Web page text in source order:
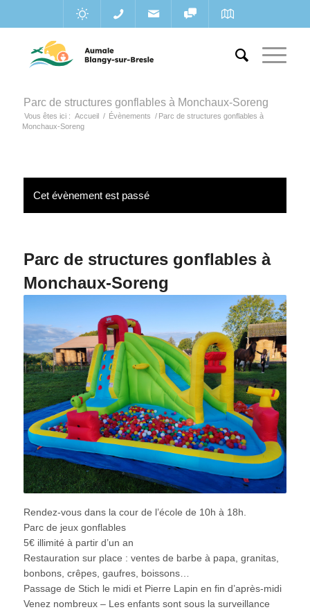
Parc de structures gonflables à Monchaux-Soreng
Vous êtes ici : Accueil / Évènements / Parc de structures gonflables à
Monchaux-Soreng
Cet évènement est passé
Parc de structures gonflables à
Monchaux-Soreng
Rendez-vous dans la cour de l’école de 10h à 18h.
Parc de jeux gonflables
5€ illimité à partir d’un an
Restauration sur place : ventes de barbe à papa, granitas,
bonbons, crêpes, gaufres, boissons…
Passage de Stich le midi et Pierre Lapin en fin d’après-midi
Venez nombreux – Les enfants sont sous la surveillance